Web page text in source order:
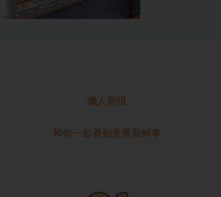
懒人周报
和你一起看创意界新鲜事